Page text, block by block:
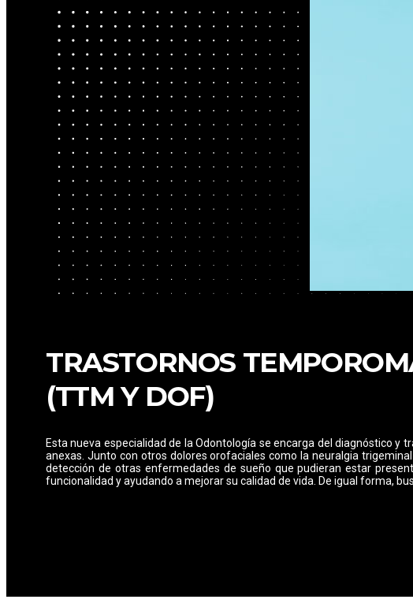
TRASTORNOS
(TTM Y DOF)
Esta nueva especialidad de la Odontología se encarga del diagnóstico
anexas. Junto con otros dolores orofaciales como la neuralgia
detección de otras enfermedades de sueño que pudieran estar
funcionalidad y ayudando a mejorar su calidad de vida. De igual forma,